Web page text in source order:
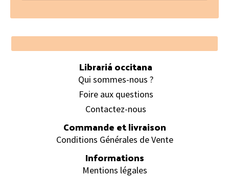
Footer
Librariá occitana
Qui sommes-nous ?
Foire aux questions
Contactez-nous
Commande et livraison
Conditions Générales de Vente
Informations
Mentions légales